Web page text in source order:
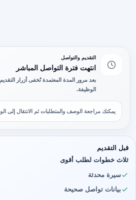
التقديم والتواصل
انتهت فترة التواصل المباشر
بعد مرور المدة المعتمدة تُخفى أزرار
الوظيفة.
يمكنك مراجعة الوصف والمتطلبات ثم الانتقال إلى
قبل التقديم
ثلاث خطوات لطلب أقوى
سيرة محدثة
بيانات تواصل صحيحة